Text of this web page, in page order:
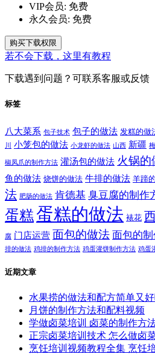
VIP会员: 免费
永久会员: 免费
购买下载权限
若不会下载，这里有教程
下载遇到问题？可联系客服或反馈
标签
八大菜系 包子技术 包子的做法 发糕的做
川
小笼包的做法 小龙虾的做法 山西 新疆
椒凤爪的制作方法 灌汤包的做法 火锅的
鱼的做法 烧饼的做法 牛排的做法 羊蹄
法 肥肠的做法 肯德基 臭豆腐的制作
蛋糕 蛋糕的做法 裱花
腐 门店运营 面包的做法 面包的
排的做法 鸡排的制作方法 鸡蛋灌饼制作方法 鸡蛋
近期文章
水果捞的做法和配方简单又
月饼的制作方法和配料视频
学做卤菜培训 卤菜的制作方
正宗卤菜培训技术 怎么做卤
烹饪培训视频教程全集 烹饪